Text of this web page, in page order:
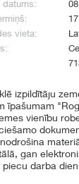
datums:
vieta:
izpildītāju
īpašumam
vienību
gan
piecu darba